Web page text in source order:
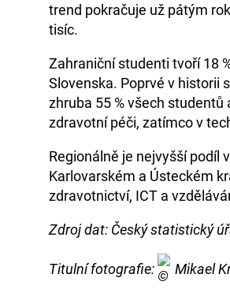
trend pokračuje už pátým
tisíc.
Zahraniční studenti tvoří 18
Slovenska. Poprvé v historii
zhruba 55 % všech
zdravotní péči, zatímco v
Regionálně je nejvyšší podíl
Karlovarském a Ústeckém
zdravotnictví, ICT a
Zdroj dat: Český statistický
Titulní fotografie: Mikael